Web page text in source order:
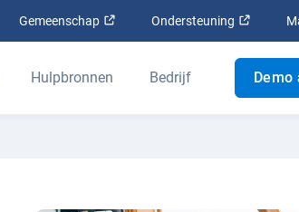
Gemeenschap Openen in een nieuw venster
Ondersteuning Openen
Hulpbronnen Bedrijf Demo